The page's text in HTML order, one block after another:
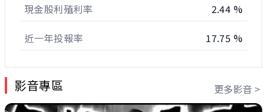
現金股利殖利率 2.44 %
近一年投報率 17.75 %
影音專區 更多影音 >